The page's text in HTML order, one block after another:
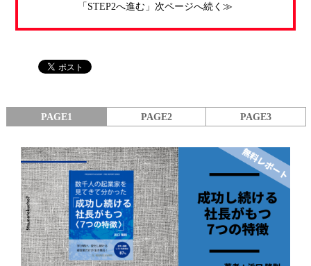
「STEP2へ進む」次ページへ続く≫
PAGE1 PAGE2 PAGE3